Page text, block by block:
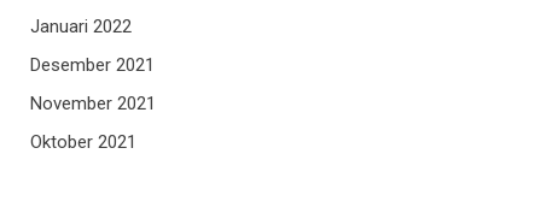
Januari 2022
Desember 2021
November 2021
Oktober 2021